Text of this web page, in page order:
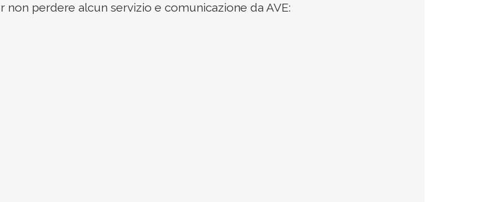
non perdere alcun servizio e comunicazione da AVE: